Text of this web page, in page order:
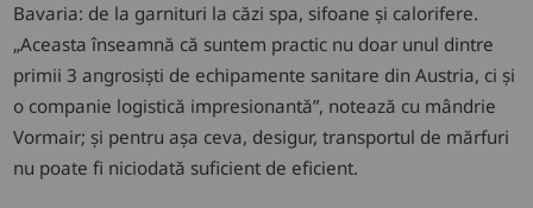
Bavaria: de la garnituri la căzi spa, sifoane și calorifere.
„Aceasta înseamnă că suntem practic nu doar unul dintre
primii 3 angrosiști de echipamente sanitare din Austria, ci și
o companie logistică impresionantă”, notează cu mândrie
Vormair; și pentru așa ceva, desigur, transportul de mărfuri
nu poate fi niciodată suficient de eficient.